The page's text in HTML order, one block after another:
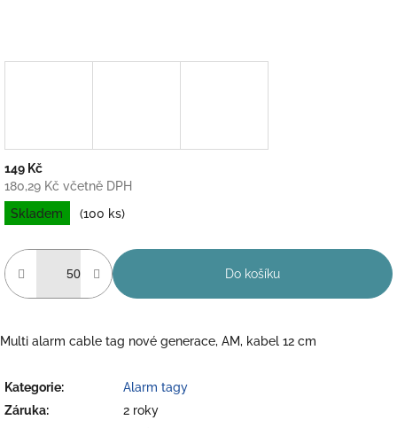
149 Kč
180,29 Kč včetně DPH
Měrná
cena:
Skladem (100 ks)
Do košíku
Multi alarm cable tag nové generace, AM, kabel 12 cm
Kategorie:
Alarm tagy
Záruka:
2 roky